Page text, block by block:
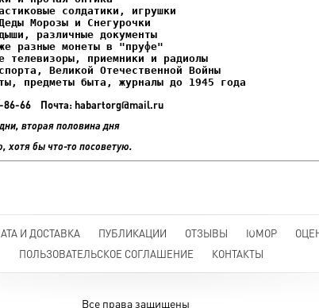
Морозы и Снегурочки
предметы быта, журналы до 1945 года
86-66 Почта: habartorg@mail.ru
вторая половина дня
хотя бы что-то посоветую.
И ДОСТАВКА ПУБЛИКАЦИИ ОТЗЫВЫ ЮМОР
ПОЛЬЗОВАТЕЛЬСКОЕ СОГЛАШЕНИЕ
КОНТАКТЫ
Все права защищены